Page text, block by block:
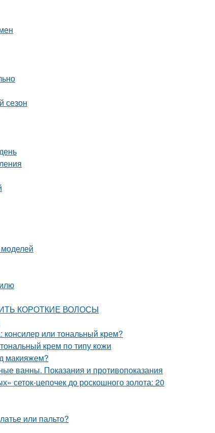
сезон
КОРОТКИЕ ВОЛОСЫ
консилер или тональный крем?
крем по типу кожи
макияжем?
ванны. Показания и противопоказания
сеток-цепочек до роскошного золота: 20
или пальто?